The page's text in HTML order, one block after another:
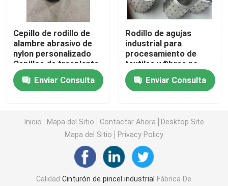
Pincelas para lijar
Los pinceles de latón
El cepillo para rascarse las vacas
Cuerdas de cableado
El pincel de resorte en espiral
Cepillo de rodillo de
alambre abrasivo de
nylon personalizado
Cepillos de trasplante
de cabello de tubo de
plástico para pulido
de madera
Enviar Consulta
Rodillo de agujas
industrial para
procesamiento de
textiles y fibras no
tejidas
Enviar Consulta
Inicio Mapa del Sitio Contactar Ahora
Desktop Site
Mapa del Sitio
Privacy Policy
CalidadCinturón de pincel industrial
Fábrica De